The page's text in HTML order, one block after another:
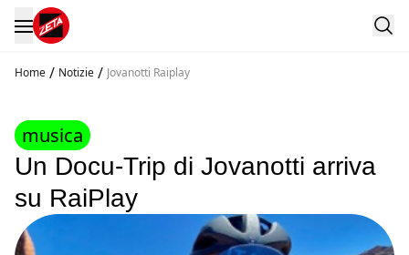
Home / Notizie / Jovanotti Raiplay
musica
Un Docu-Trip di Jovanotti arriva
su RaiPlay